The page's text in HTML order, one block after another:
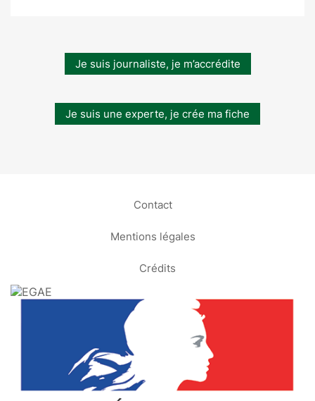
Je suis journaliste, je m’accrédite
Je suis une experte, je crée ma fiche
Contact
Mentions légales
Crédits